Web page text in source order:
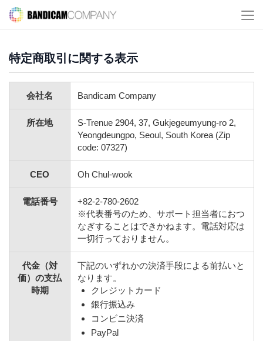
特定商取引に関する表示
会社名 Bandicam Company
所在地
S-Trenue 2904, 37, Gukjegeumyung-ro 2,
Yeongdeungpo, Seoul, South Korea (Zip
code: 07327)
CEO Oh Chul-wook
電話番号
+82-2-780-2602
※代表番号のため、サポート担当者におつ
なぎすることはできかねます。電話対応は
一切行っておりません。
代金（対
価）の支払
時期
下記のいずれかの決済手段による前払いと
なります。
クレジットカード
銀行振込み
コンビニ決済
PayPal